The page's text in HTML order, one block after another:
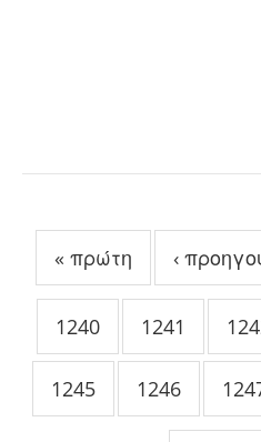
« πρώτη ‹
1240 1241
1245 1246